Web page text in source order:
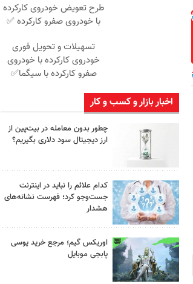
طرح تعویض خودروی کارکرده
با خودروی صفرو کارکرده ✅
تسهیلات و تحویل فوری
خودروی کارکرده با خودروی
صفرو کارکرده با سیگما✅
اخبار بازار و کسب و کار
چطور بدون معامله در بیت‌پین از
ارز دیجیتال سود دلاری بگیریم؟
کدام علائم را نباید در اینترنت
جست‌وجو کرد؛ فهرست نشانه‌های
هشدار
اوریکس گیم؛ مرجع خرید یوسی
پابجی موبایل